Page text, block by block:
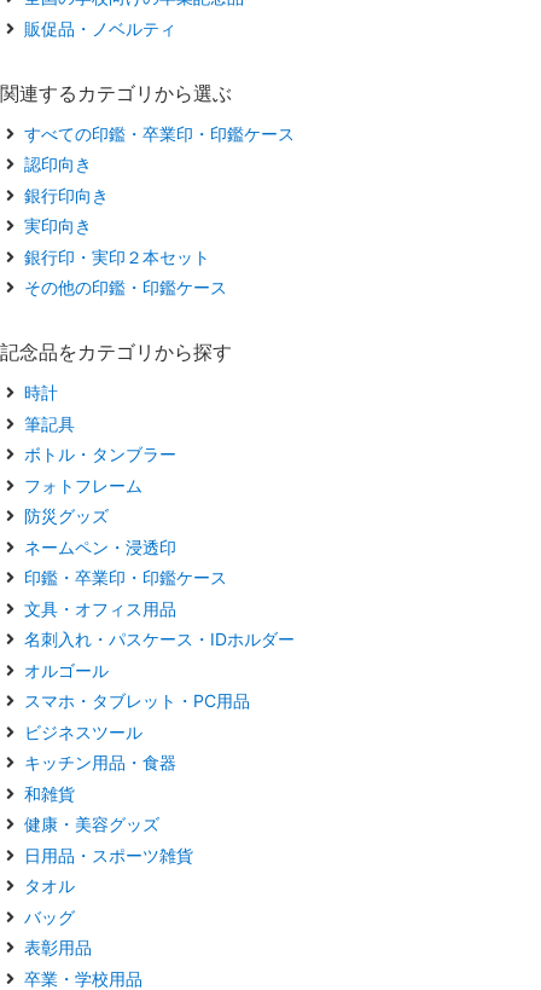
販促品・ノベルティ
関連するカテゴリから選ぶ
すべての印鑑・卒業印・印鑑ケース
認印向き
銀行印向き
実印向き
銀行印・実印２本セット
その他の印鑑・印鑑ケース
記念品をカテゴリから探す
時計
筆記具
ボトル・タンブラー
フォトフレーム
防災グッズ
ネームペン・浸透印
印鑑・卒業印・印鑑ケース
文具・オフィス用品
名刺入れ・パスケース・IDホルダー
オルゴール
スマホ・タブレット・PC用品
ビジネスツール
キッチン用品・食器
和雑貨
健康・美容グッズ
日用品・スポーツ雑貨
タオル
バッグ
表彰用品
卒業・学校用品